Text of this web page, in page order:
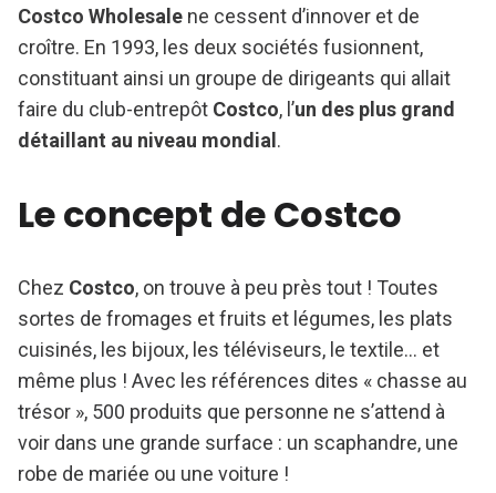
Costco Wholesale ne cessent d’innover et de
croître. En 1993, les deux sociétés fusionnent,
constituant ainsi un groupe de dirigeants qui allait
faire du club-entrepôt Costco, l’un des plus grand
détaillant au niveau mondial .
Le concept de Costco
Chez Costco, on trouve à peu près tout ! Toutes
sortes de fromages et fruits et légumes, les plats
cuisinés, les bijoux, les téléviseurs, le textile… et
même plus ! Avec les références dites « chasse au
trésor », 500 produits que personne ne s’attend à
voir dans une grande surface : un scaphandre, une
robe de mariée ou une voiture !